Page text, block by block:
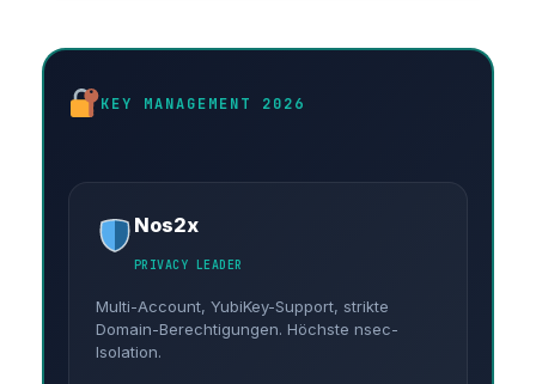
KEY MANAGEMENT 2026
Nos2x
PRIVACY LEADER
Multi-Account, YubiKey-Support, strikte
Domain-Berechtigungen. Höchste nsec-
Isolation.